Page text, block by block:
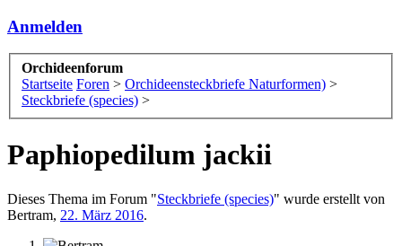
Anmelden
Orchideenforum
Startseite Foren > Orchideensteckbriefe Naturformen) >
Steckbriefe (species) >
Paphiopedilum jackii
Dieses Thema im Forum "Steckbriefe (species)" wurde erstellt von
Bertram, 22. März 2016.